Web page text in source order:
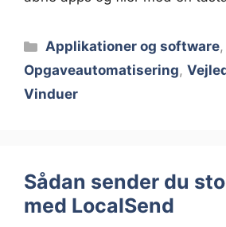
Kategorier
Applikationer og software,
Opgaveautomatisering,
Vinduer
Sådan sender du
med LocalSend